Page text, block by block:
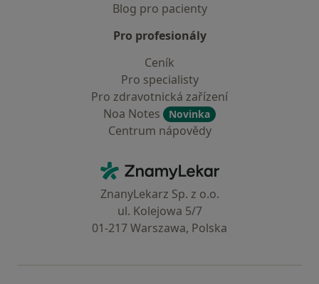
Blog pro pacienty
Pro profesionály
Ceník
Pro specialisty
Pro zdravotnická zařízení
Noa Notes
Novinka
Centrum nápovědy
ZnamyLekar - Hlavní stránka
ZnanyLekarz Sp. z o.o.
ul. Kolejowa 5/7
01-217 Warszawa, Polska